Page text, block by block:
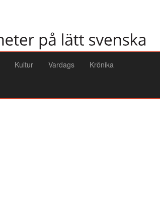
Kultur Vardags Krönika